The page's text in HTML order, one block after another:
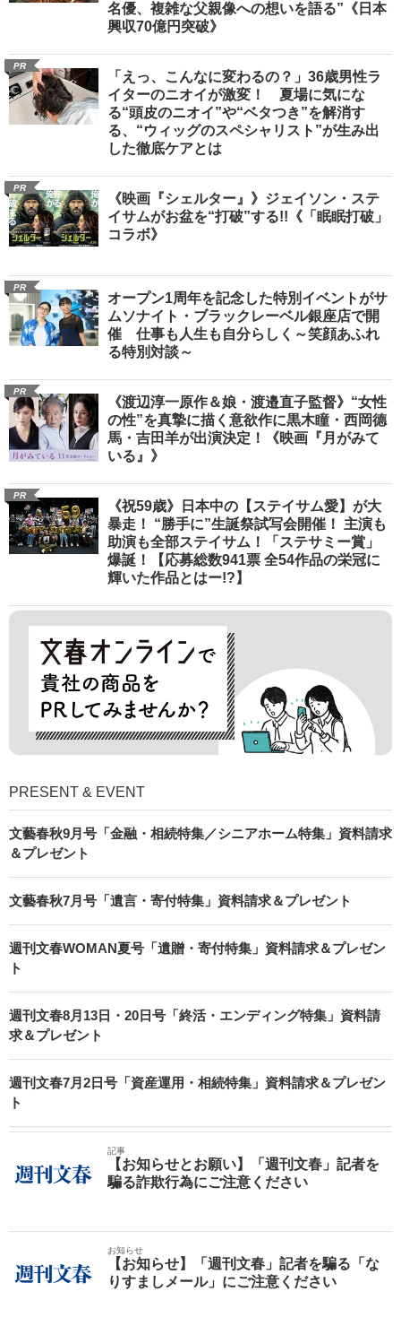
名優、複雑な父親像への想いを語る”《日本
興収70億円突破》
PR
「えっ、こんなに変わるの？」36歳男性ラ
イターのニオイが激変！ 夏場に気にな
る“頭皮のニオイ”や“ベタつき”を解消す
る、“ウィッグのスペシャリスト”が生み出
した徹底ケアとは
PR
《映画『シェルター』》ジェイソン・ステ
イサムがお盆を“打破”する!!《「眠眠打破」
コラボ》
PR
オープン1周年を記念した特別イベントがサ
ムソナイト・ブラックレーベル銀座店で開
催 仕事も人生も自分らしく～笑顔あふれ
る特別対談～
PR
《渡辺淳一原作＆娘・渡邉直子監督》“女性
の性”を真摯に描く意欲作に黒木瞳・西岡德
馬・吉田羊が出演決定！《映画『月がみて
いる』》
PR
《祝59歳》日本中の【ステイサム愛】が大
暴走！ “勝手に”生誕祭試写会開催！ 主演も
助演も全部ステイサム！「ステサミー賞」
爆誕！【応募総数941票 全54作品の栄冠に
輝いた作品とはー!?】
PRESENT & EVENT
文藝春秋9月号「金融・相続特集／シニアホーム特集」資料請求
＆プレゼント
文藝春秋7月号「遺言・寄付特集」資料請求＆プレゼント
週刊文春WOMAN夏号「遺贈・寄付特集」資料請求＆プレゼン
ト
週刊文春8月13日・20日号「終活・エンディング特集」資料請
求＆プレゼント
週刊文春7月2日号「資産運用・相続特集」資料請求＆プレゼン
ト
記事
【お知らせとお願い】「週刊文春」記者を
騙る詐欺行為にご注意ください
お知らせ
【お知らせ】「週刊文春」記者を騙る「な
りすましメール」にご注意ください